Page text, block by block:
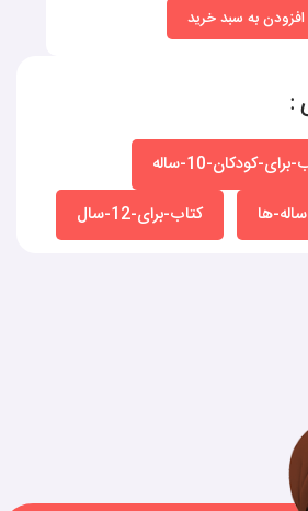
افزودن به سبد خرید
:
کودکان-10-ساله
کتاب-برای-12-سال